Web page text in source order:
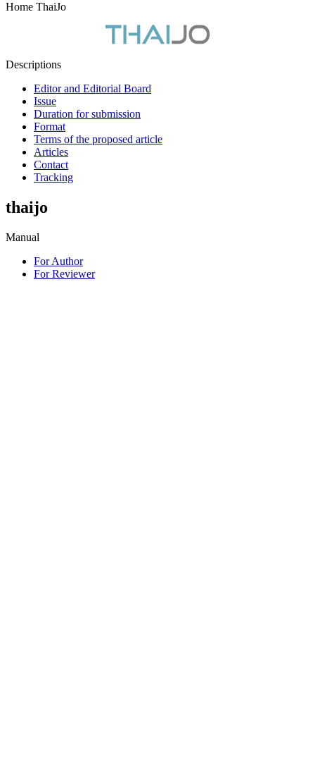
Home ThaiJo
Descriptions
Editor and Editorial Board
Issue
Duration for submission
Format
Terms of the proposed article
Articles
Contact
Tracking
thaijo
Manual
For Author
For Reviewer